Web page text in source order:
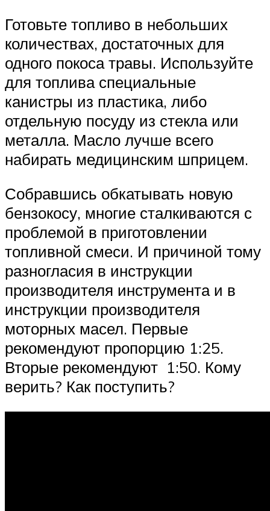
Готовьте топливо в небольших
количествах, достаточных для
одного покоса травы. Используйте
для топлива специальные
канистры из пластика, либо
отдельную посуду из стекла или
металла. Масло лучше всего
набирать медицинским шприцем.
Собравшись обкатывать новую
бензокосу, многие сталкиваются с
проблемой в приготовлении
топливной смеси. И причиной тому
разногласия в инструкции
производителя инструмента и в
инструкции производителя
моторных масел. Первые
рекомендуют пропорцию 1:25.
Вторые рекомендуют 1:50. Кому
верить? Как поступить?